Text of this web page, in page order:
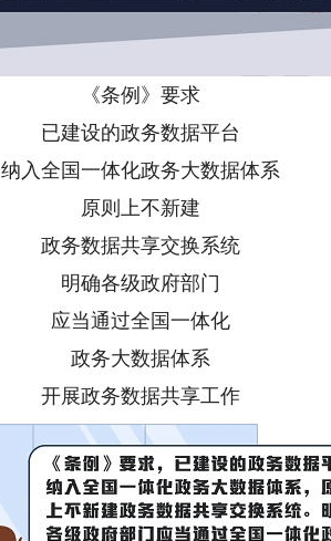
《条例》要求
已建设的政务数据平台
纳入全国一体化政务大数据体系
原则上不新建
政务数据共享交换系统
明确各级政府部门
应当通过全国一体化
政务大数据体系
开展政务数据共享工作